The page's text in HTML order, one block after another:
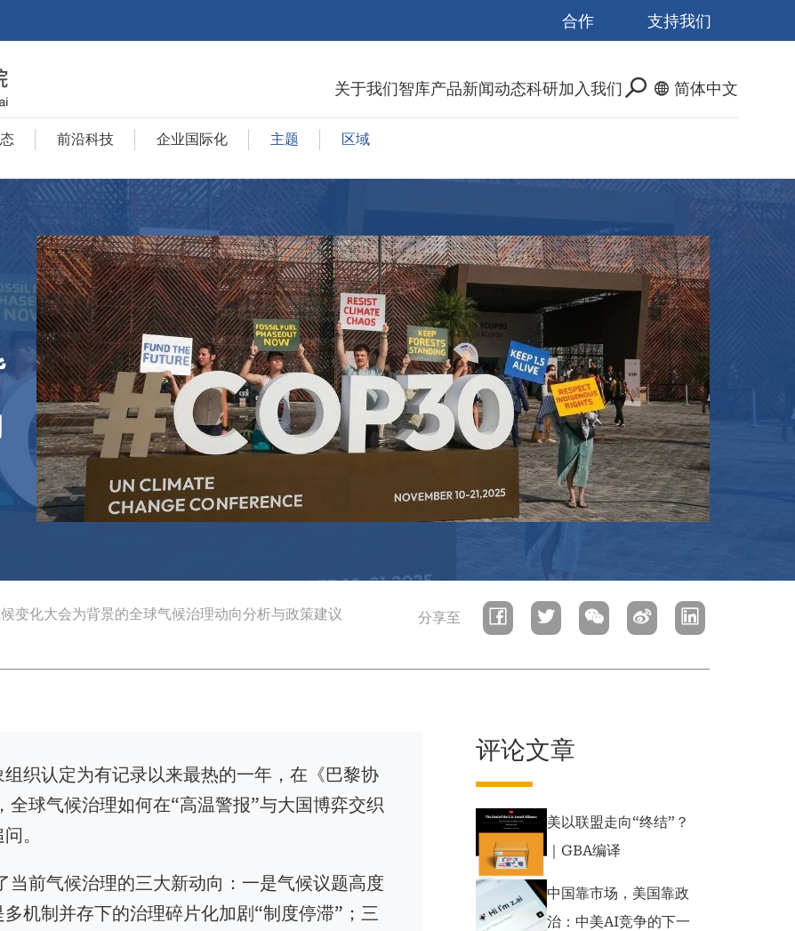
合作 支持我们
关于我们智库产品新闻动态科研加入我们 简体中文
前沿科技 企业国际化 主题 区域
变化大会为背景的全球气候治理动向分析与政策建议 分享至
织认定为有记录以来最热的一年，在《巴黎协
球气候治理如何在“高温警报”与大国博弈交织
。
前气候治理的三大新动向：一是气候议题高度
机制并存下的治理碎片化加剧“制度停滞”；三
评论文章
美以联盟走向“终结”？
｜GBA编译
中国靠市场，美国靠政
治：中美AI竞争的下一